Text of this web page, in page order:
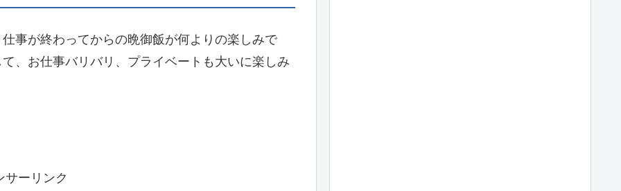
事が終わってからの晩御飯が何よりの楽しみで
、お仕事バリバリ、プライベートも大いに楽しみ
サーリンク